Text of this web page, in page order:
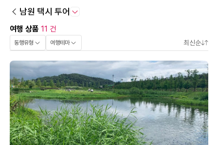
남원 택시 투어
여행 상품 11 건
동행유형 여행테마 최신순